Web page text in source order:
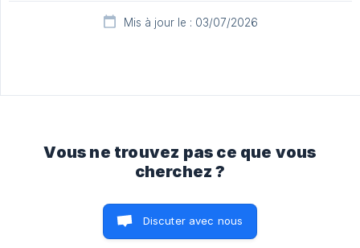
Mis à jour le : 03/07/2026
Vous ne trouvez pas ce que vous
cherchez ?
Discuter avec nous